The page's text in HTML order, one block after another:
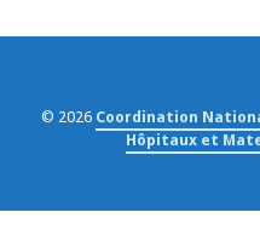
© 2026 Coordination
Hôpitaux et